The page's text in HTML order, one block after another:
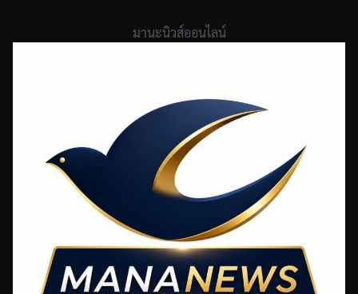
มานะนิวส์ออนไลน์